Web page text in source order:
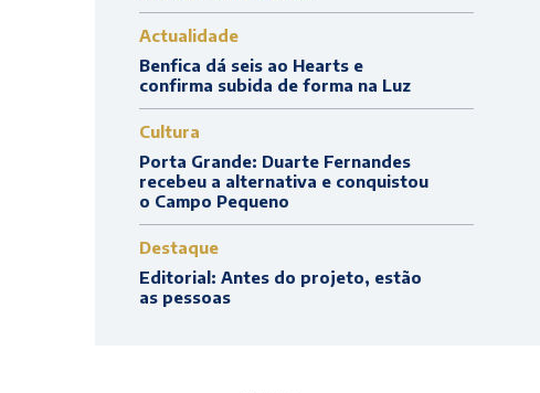
Actualidade
Benfica dá seis ao Hearts e
confirma subida de forma na Luz
Cultura
Porta Grande: Duarte Fernandes
recebeu a alternativa e conquistou
o Campo Pequeno
Destaque
Editorial: Antes do projeto, estão
as pessoas